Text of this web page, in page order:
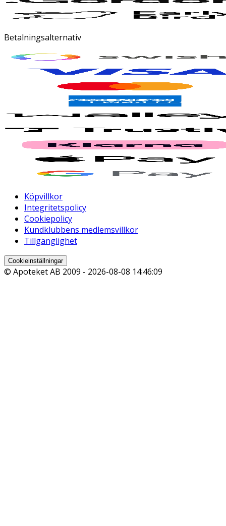
Betalningsalternativ
Köpvillkor
Integritetspolicy
Cookiepolicy
Kundklubbens medlemsvillkor
Tillgänglighet
Cookieinställningar
© Apoteket AB 2009 - 2026-08-08 14:46:09